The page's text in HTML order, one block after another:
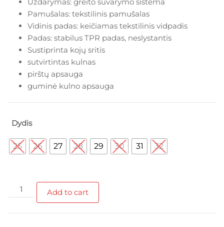
Pamušalas: tekstilinis pamušalas
Vidinis padas: keičiamas tekstilinis vidpadis
Padas: stabilus TPR padas, neslystantis
Sustiprinta kojų sritis
sutvirtintas kulnas
pirštų apsauga
guminė kulno apsauga
Dydis
25 26 27 28 29 30 31 32
LICO
kedai
Add to cart